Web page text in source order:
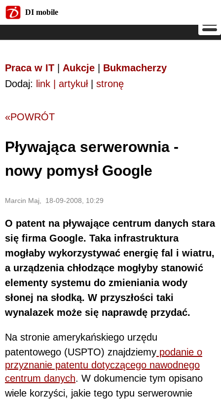
DI mobile
Praca w IT Aukcje
Bukmacherzy
Dodaj: link | artykuł| stronę
«POWRÓT
Pływająca serwerownia -
nowy pomysł Google
Marcin Maj, 18-09-2008, 10:29
O patent na pływające centrum danych stara
się firma Google. Taka infrastruktura
mogłaby wykorzystywać energię fal i wiatru,
a urządzenia chłodzące mogłyby stanowić
elementy systemu do zmieniania wody
słonej na słodką. W przyszłości taki
wynalazek może się naprawdę przydać.
Na stronie amerykańskiego urzędu
patentowego (USPTO) znajdziemy podanie o
przyznanie patentu dotyczącego nawodnego
centrum danych. W dokumencie tym opisano
wiele korzyści, jakie tego typu serwerownie
DI mobile